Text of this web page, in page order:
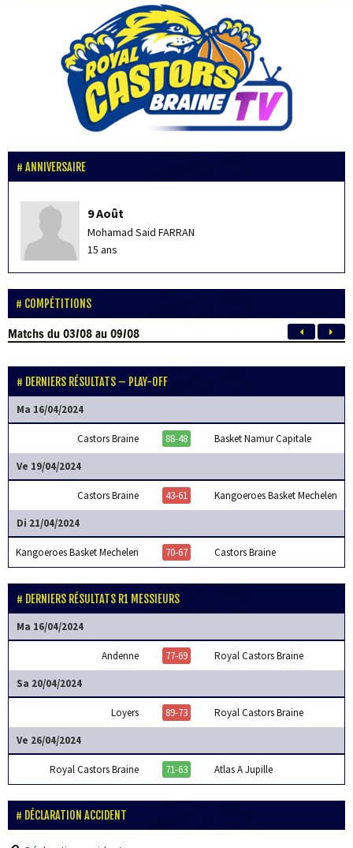
ANNIVERSAIRE
9 Août
Mohamad Said FARRAN
15 ans
COMPÉTITIONS
Matchsdu 03/08 au 09/08
DERNIERS RÉSULTATS – PLAY-OFF
Ma 16/04/2024
Castors Braine 88-48 Basket Namur Capitale
Ve 19/04/2024
Castors Braine 43-61 Kangoeroes Basket Mechelen
Di 21/04/2024
Kangoeroes Basket Mechelen 70-67 Castors Braine
DERNIERS RÉSULTATS R1 MESSIEURS
Ma 16/04/2024
Andenne 77-69 Royal Castors Braine
Sa 20/04/2024
Loyers 89-73 Royal Castors Braine
Ve 26/04/2024
Royal Castors Braine 71-63 Atlas A Jupille
DÉCLARATION ACCIDENT